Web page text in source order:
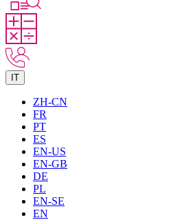
IT
ZH-CN
FR
PT
ES
EN-US
EN-GB
DE
PL
EN-SE
EN